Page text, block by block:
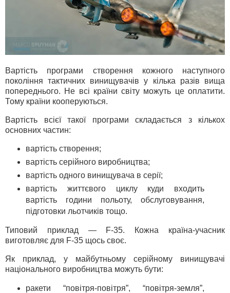
Вартість програми створення кожного наступного
покоління тактичних винищувачів у кілька разів вища
попереднього. Не всі країни світу можуть це оплатити.
Тому країни кооперуються.
Вартість всієї такої програми складається з кількох
основних частин:
вартість створення;
вартість серійного виробництва;
вартість одного винищувача в серії;
вартість життєвого циклу куди входить
вартість години польоту, обслуговування,
підготовки льотчиків тощо.
Типовий приклад — F-35. Кожна країна-учасник
виготовляє для F-35 щось своє.
Як приклад, у майбутньому серійному винищувачі
національного виробництва можуть бути:
ракети “повітря-повітря”, “повітря-земля”,